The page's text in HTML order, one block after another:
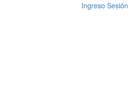
Ingreso Sesión